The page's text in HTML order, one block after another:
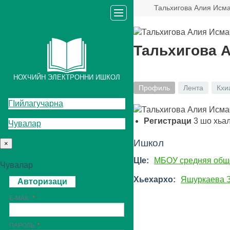
Тальхигова Алия
НОХЧИЙН ЭЛЕКТРОННИ ИШКОЛ
ГIийлагучарна
Чувалар
×
Чувалар
Авторизаци
E-MAIL
ПАРОЛЬ
Тальхигова
Профиль Лента
Регистраци 3 шо
Ишкол
ЦIе: МБОУ средняя
Хьехархо: Яшуркаева